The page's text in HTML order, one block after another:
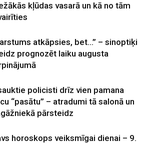
kļūdas vasarā un kā no tām
atkāpsies, bet…” – sinoptiķi
prognozēt laiku augusta
policisti drīz vien pamana
“pasātu” – atradumi tā salonā un
pārsteidz
horoskops veiksmīgai dienai – 9.